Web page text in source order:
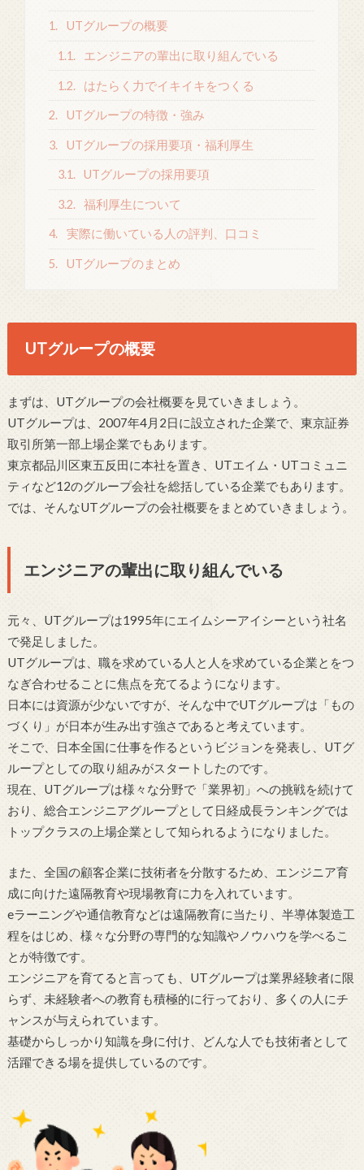
1. UTグループの概要
1.1. エンジニアの輩出に取り組んでいる
1.2. はたらく力でイキイキをつくる
2. UTグループの特徴・強み
3. UTグループの採用要項・福利厚生
3.1. UTグループの採用要項
3.2. 福利厚生について
4. 実際に働いている人の評判、口コミ
5. UTグループのまとめ
UTグループの概要
まずは、UTグループの会社概要を見ていきましょう。
UTグループは、2007年4月2日に設立された企業で、東京証券
取引所第一部上場企業でもあります。
東京都品川区東五反田に本社を置き、UTエイム・UTコミュニ
ティなど12のグループ会社を総括している企業でもあります。
では、そんなUTグループの会社概要をまとめていきましょう。
エンジニアの輩出に取り組んでいる
元々、UTグループは1995年にエイムシーアイシーという社名
で発足しました。
UTグループは、職を求めている人と人を求めている企業とをつ
なぎ合わせることに焦点を充てるようになります。
日本には資源が少ないですが、そんな中でUTグループは「もの
づくり」が日本が生み出す強さであると考えています。
そこで、日本全国に仕事を作るというビジョンを発表し、UTグ
ループとしての取り組みがスタートしたのです。
現在、UTグループは様々な分野で「業界初」への挑戦を続けて
おり、総合エンジニアグループとして日経成長ランキングでは
トップクラスの上場企業として知られるようになりました。
また、全国の顧客企業に技術者を分散するため、エンジニア育
成に向けた遠隔教育や現場教育に力を入れています。
eラーニングや通信教育などは遠隔教育に当たり、半導体製造工
程をはじめ、様々な分野の専門的な知識やノウハウを学べるこ
とが特徴です。
エンジニアを育てると言っても、UTグループは業界経験者に限
らず、未経験者への教育も積極的に行っており、多くの人にチ
ャンスが与えられています。
基礎からしっかり知識を身に付け、どんな人でも技術者として
活躍できる場を提供しているのです。